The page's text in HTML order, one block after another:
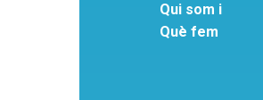
Qui som i
Què fem